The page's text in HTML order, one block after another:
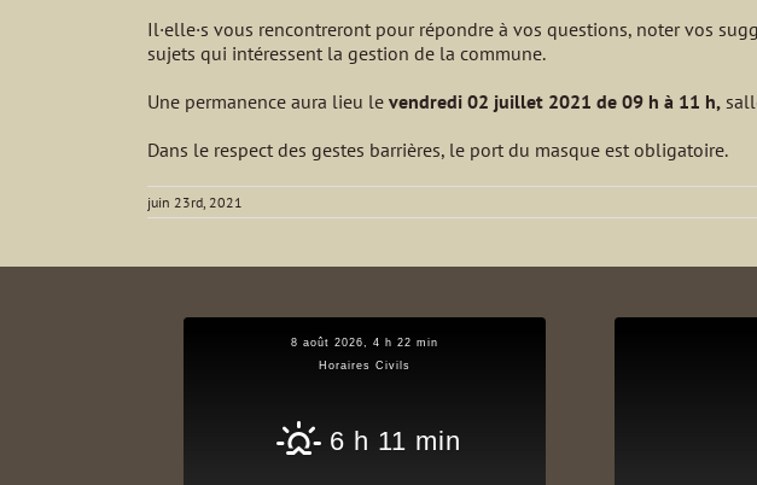
Il·elle·s vous rencontreront pour répondre à vos questions, noter vos
sujets qui intéressent la gestion de la commune.
Une permanence aura lieu le vendredi 02 juillet 2021 de 09 h à 11 h,
Dans le respect des gestes barrières, le port du masque est obligatoire.
juin 23rd, 2021
8 août 2026, 4 h 22 min
Horaires Civils
6 h 11 min